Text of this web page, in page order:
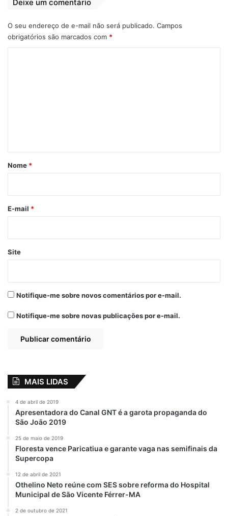
Deixe um comentário
O seu endereço de e-mail não será publicado. Campos
obrigatórios são marcados com *
r
*
Nome *
E-mail *
Site
Notifique-me sobre novos comentários por e-mail.
Notifique-me sobre novas publicações por e-mail.
MAIS LIDAS
4 de abril de 2019
Apresentadora do Canal GNT é a garota propaganda do
São João 2019
25 de maio de 2019
Floresta vence Paricatiua e garante vaga nas semifinais da
Supercopa
12 de abril de 2021
Othelino Neto reúne com SES sobre reforma do Hospital
Municipal de São Vicente Férrer-MA
2 de outubro de 2021